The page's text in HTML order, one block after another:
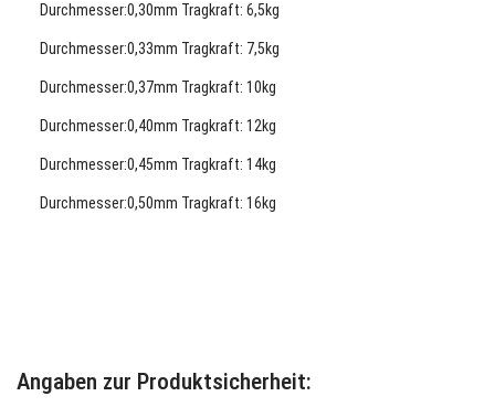
Durchmesser:0,30mm Tragkraft: 6,5kg
Durchmesser:0,33mm Tragkraft: 7,5kg
Durchmesser:0,37mm Tragkraft: 10kg
Durchmesser:0,40mm Tragkraft: 12kg
Durchmesser:0,45mm Tragkraft: 14kg
Durchmesser:0,50mm Tragkraft: 16kg
Angaben zur Produktsicherheit: